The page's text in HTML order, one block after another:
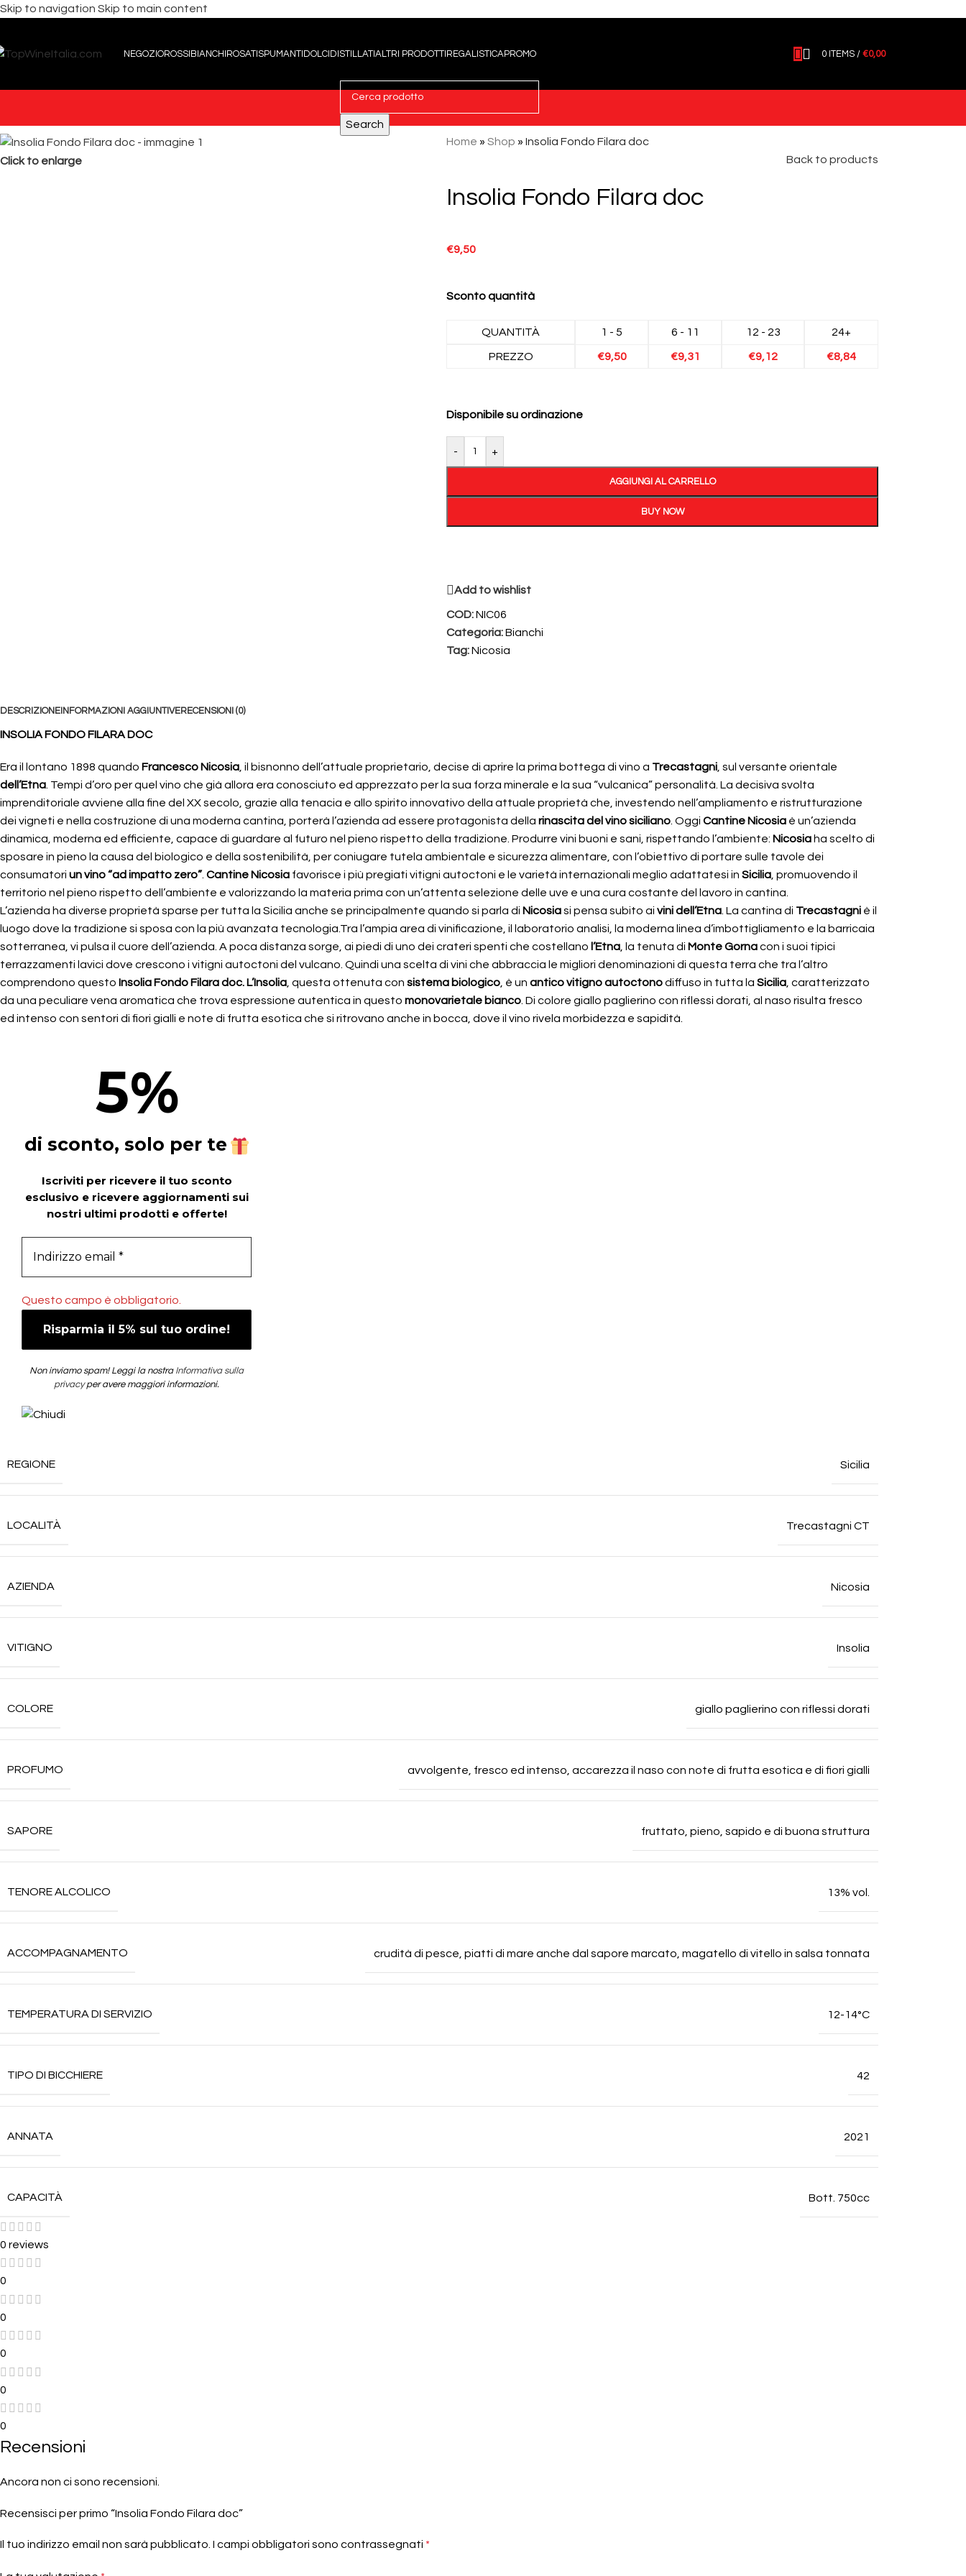
Skip to navigation Skip to main content
NEGOZIOROSSI BIANCHI ROSATI SPUMANTI DOLCI DISTILLATI ALTRI PRODOTTI REGALISTICAPROMO 0 ITEMS / €0,00
Search
Click to enlarge
Home » Shop » Insolia Fondo Filara doc
Back to products
Insolia Fondo Filara doc
€9,50
Sconto quantità
QUANTITÀ 1 - 5 6 - 11 12 - 23 24+
PREZZO €9,50 €9,31 €9,12 €8,84
Disponibile su ordinazione
- +
AGGIUNGI AL CARRELLO
BUY NOW
Add to wishlist
COD:NIC06
Categoria:Bianchi
Tag:Nicosia
DESCRIZIONE INFORMAZIONI AGGIUNTIVERECENSIONI (0)
INSOLIA FONDO FILARA DOC
Era il lontano 1898 quando Francesco Nicosia , il bisnonno dell’attuale proprietario, decise di aprire la prima bottega di vino a Trecastagni , sul versante orientale
dell’Etna . Tempi d’oro per quel vino che già allora era conosciuto ed apprezzato per la sua forza minerale e la sua “vulcanica” personalità. La decisiva svolta
imprenditoriale avviene alla fine del XX secolo, grazie alla tenacia e allo spirito innovativo della attuale proprietà che, investendo nell’ampliamento e ristrutturazione
dei vigneti e nella costruzione di una moderna cantina, porterà l’azienda ad essere protagonista della rinascita del vino siciliano . Oggi Cantine Nicosia è un’azienda
dinamica, moderna ed efficiente, capace di guardare al futuro nel pieno rispetto della tradizione. Produrre vini buoni e sani, rispettando l’ambiente: Nicosia ha scelto di
sposare in pieno la causa del biologico e della sostenibilità, per coniugare tutela ambientale e sicurezza alimentare, con l’obiettivo di portare sulle tavole dei
consumatori un vino “ad impatto zero” Cantine Nicosia favorisce i più pregiati vitigni autoctoni e le varietà internazionali meglio adattatesi in Sicilia , promuovendo il
territorio nel pieno rispetto dell’ambiente e valorizzando la materia prima con un’attenta selezione delle uve e una cura costante del lavoro in cantina.
L’azienda ha diverse proprietà sparse per tutta la Sicilia anche se principalmente quando si parla di Nicosiasi pensa subito ai vini dell’Etna . La cantina di Trecastagni è il
luogo dove la tradizione si sposa con la più avanzata tecnologia.Tra l’ampia area di vinificazione, il laboratorio analisi, la moderna linea d’imbottigliamento e la barricaia
sotterranea, vi pulsa il cuore dell’azienda. A poca distanza sorge, ai piedi di uno dei crateri spenti che costellano l’Etna , la tenuta di Monte Gornacon i suoi tipici
terrazzamenti lavici dove crescono i vitigni autoctoni del vulcano. Quindi una scelta di vini che abbraccia le migliori denominazioni di questa terra che tra l’altro
comprendono questo Insolia Fondo Filara doc. L’Insolia , questa ottenuta con sistema biologico , è un antico vitigno autoctonodiffuso in tutta la Sicilia , caratterizzato
da una peculiare vena aromatica che trova espressione autentica in questo monovarietale bianco . Di colore giallo paglierino con riflessi dorati, al naso risulta fresco
ed intenso con sentori di fiori gialli e note di frutta esotica che si ritrovano anche in bocca, dove il vino rivela morbidezza e sapidità.
5%
di sconto, solo per te
Iscriviti per ricevere il tuo sconto
esclusivo e ricevere aggiornamenti sui
nostri ultimi prodotti e offerte!
Questo campo è obbligatorio.
Non inviamo spam! Leggi la nostra Informativa sulla
privacyper avere maggiori informazioni.
REGIONE Sicilia
LOCALITÀ Trecastagni CT
AZIENDA Nicosia
VITIGNO Insolia
COLORE giallo paglierino con riflessi dorati
PROFUMO avvolgente, fresco ed intenso, accarezza il naso con note di frutta esotica e di fiori gialli
SAPORE fruttato, pieno, sapido e di buona struttura
TENORE ALCOLICO 13% vol.
ACCOMPAGNAMENTO crudità di pesce, piatti di mare anche dal sapore marcato, magatello di vitello in salsa tonnata
TEMPERATURA DI SERVIZIO 12-14°C
TIPO DI BICCHIERE 42
ANNATA 2021
CAPACITÀ Bott. 750cc
0 reviews
0
0
0
0
0
Recensioni
Ancora non ci sono recensioni.
Recensisci per primo “Insolia Fondo Filara doc”
Il tuo indirizzo email non sarà pubblicato. I campi obbligatori sono contrassegnati *